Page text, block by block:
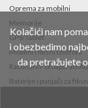
Oprema za mobilni
Memorije
GPS/Tablet
Mobilni i fiksni telefoni
Računari/Fotoaparati/
Baterije i punjači za
Kolačići nam
i obezbedimo
da pretražujete